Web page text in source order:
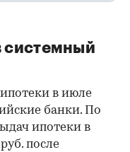
системный
в июле
банки. По
ипотеки в
после